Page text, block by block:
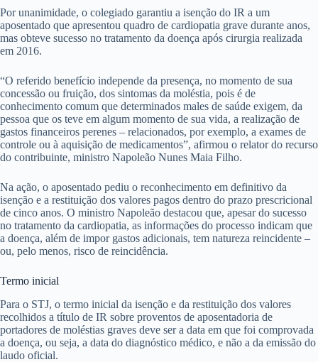
Por unanimidade, o colegiado garantiu a isenção do IR a um
aposentado que apresentou quadro de cardiopatia grave durante anos,
mas obteve sucesso no tratamento da doença após cirurgia realizada
em 2016.
“O referido benefício independe da presença, no momento de sua
concessão ou fruição, dos sintomas da moléstia, pois é de
conhecimento comum que determinados males de saúde exigem, da
pessoa que os teve em algum momento de sua vida, a realização de
gastos financeiros perenes – relacionados, por exemplo, a exames de
controle ou à aquisição de medicamentos”, afirmou o relator do recurso
do contribuinte, ministro Napoleão Nunes Maia Filho.
Na ação, o aposentado pediu o reconhecimento em definitivo da
isenção e a restituição dos valores pagos dentro do prazo prescricional
de cinco anos. O ministro Napoleão destacou que, apesar do sucesso
no tratamento da cardiopatia, as informações do processo indicam que
a doença, além de impor gastos adicionais, tem natureza reincidente –
ou, pelo menos, risco de reincidência.
Ter​​mo inicial
Para o STJ, o termo inicial da isenção e da restituição dos valores
recolhidos a título de IR sobre proventos de aposentadoria de
portadores de moléstias graves deve ser a data em que foi comprovada
a doença, ou seja, a data do diagnóstico médico, e não a da emissão do
laudo oficial.